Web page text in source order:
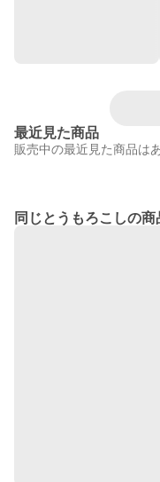
最近見た商品
販売中の最近見た商品は
同じとうもろこしの商